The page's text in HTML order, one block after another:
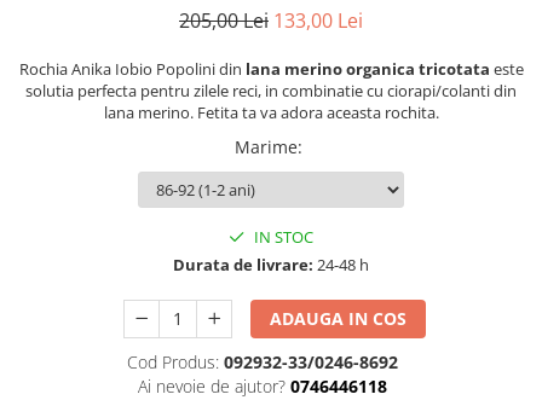
205,00 Lei 133,00 Lei
Rochia Anika Iobio Popolini din lana merino organica tricotata este
solutia perfecta pentru zilele reci, in combinatie cu ciorapi/colanti din
lana merino. Fetita ta va adora aceasta rochita.
Marime:
IN STOC
Durata de livrare: 24-48 h
ADAUGA IN COS
Cod Produs: 092932-33/0246-8692
Ai nevoie de ajutor? 0746446118